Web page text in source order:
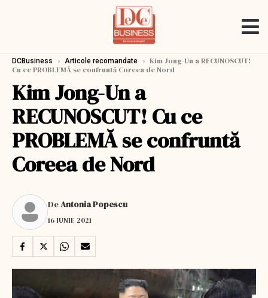
DCBusiness › Articole recomandate › Kim Jong-Un a RECUNOSCUT!
Cu ce PROBLEMĂ se confruntă Coreea de Nord
Kim Jong-Un a
RECUNOSCUT! Cu ce
PROBLEMĂ se confruntă
Coreea de Nord
DeAntonia Popescu
16 IUNIE 2021